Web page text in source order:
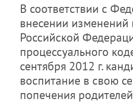
В соответствии с
внесении изменений
Российской
процессуального
сентября 2012 г.
воспитание в свою
попечения